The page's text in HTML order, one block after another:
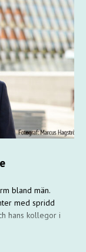
bland män.
med spridd
hans kollegor i